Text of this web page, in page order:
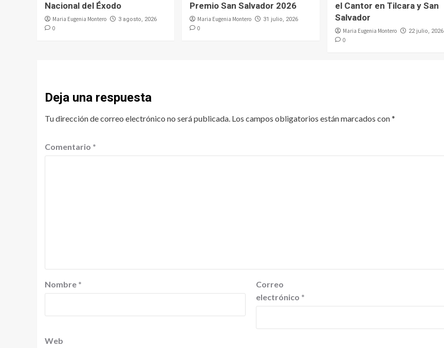
Nacional del Éxodo
Maria Eugenia Montero 3 agosto, 2026
0
Premio San Salvador 2026
Maria Eugenia Montero 31 julio, 2026
0
el Cantor en Tilcara y San
Salvador
Maria Eugenia Montero 22 julio, 2026
0
Deja una respuesta
Tu dirección de correo electrónico no será publicada. Los campos obligatorios están marcados con*
Comentario *
Nombre *
Correo
electrónico *
Web